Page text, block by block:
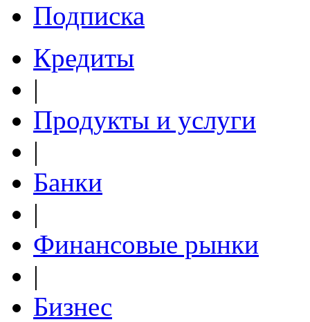
Подписка
Кредиты
|
Продукты и услуги
|
Банки
|
Финансовые рынки
|
Бизнес